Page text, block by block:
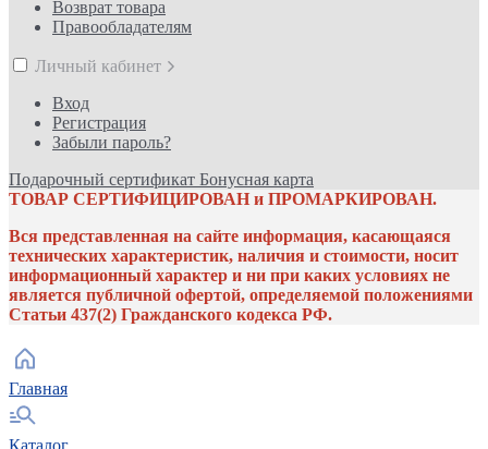
Возврат товара
Правообладателям
Личный кабинет
Вход
Регистрация
Забыли пароль?
Подарочный сертификат Бонусная карта
ТОВАР СЕРТИФИЦИРОВАН и ПРОМАРКИРОВАН.
Вся представленная на сайте информация, касающаяся
технических характеристик, наличия и стоимости, носит
информационный характер и ни при каких условиях не
является публичной офертой, определяемой положениями
Статьи 437(2) Гражданского кодекса РФ.
Главная
Каталог